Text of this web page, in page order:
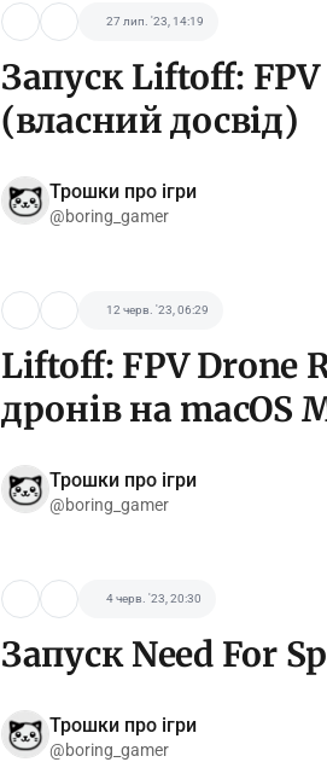
27 лип. '23, 14:19
Запуск Liftoff:
(власний досвід)
Трошки про ігри
@boring_gamer
12 черв. '23, 06:29
Liftoff: FPV Drone
дронів на macOS
Трошки про ігри
@boring_gamer
4 черв. '23, 20:30
Запуск Need For
Трошки про ігри
@boring_gamer